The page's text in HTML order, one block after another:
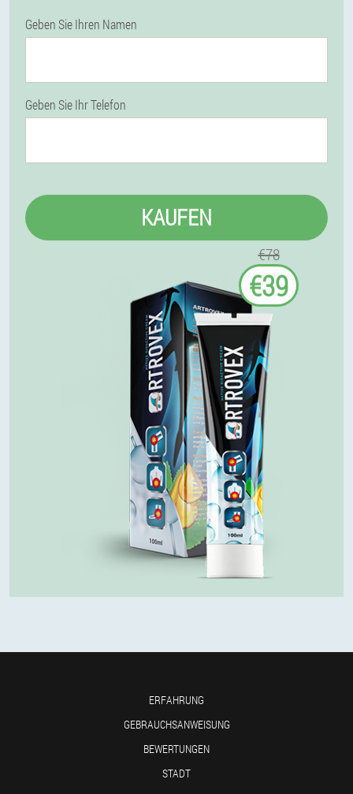
Geben Sie Ihren Namen
Geben Sie Ihr Telefon
KAUFEN
€78
€39
ERFAHRUNG
GEBRAUCHSANWEISUNG
BEWERTUNGEN
STADT